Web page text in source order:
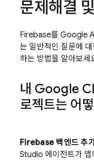
문제해결
Firebase를 Google
는 일반적인 질문에
하는 방법을 알아보세
내 Google
로젝트는 어
Firebase 백엔드 추
Studio 에이전트가